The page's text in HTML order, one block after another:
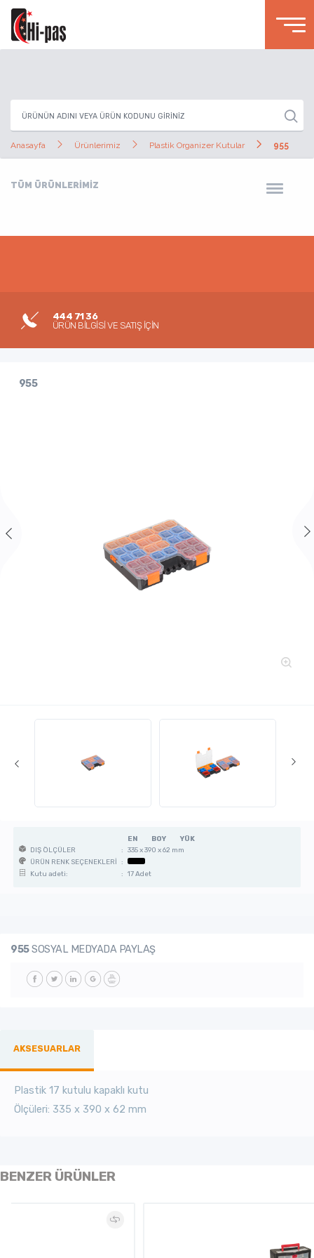
Anasayfa Ürünlerimiz Plastik Organizer Kutular 955
TÜM ÜRÜNLERİMİZ
444 71 36
ÜRÜN BİLGİSİ VE SATIŞ İÇİN
955
EN BOY
YÜK
DIŞ ÖLÇÜLER
: 335 x 390 x 62 mm
ÜRÜN RENK SEÇENEKLERİ :
Kutu adeti:
: 17 Adet
955SOSYAL MEDYADA PAYLAŞ
AKSESUARLAR
Plastik 17 kutulu kapaklı kutu
Ölçüleri: 335 x 390 x 62 mm
BENZER ÜRÜNLER